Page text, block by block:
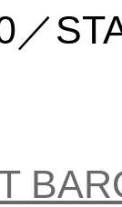
／